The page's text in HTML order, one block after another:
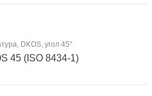
DKOS, угол 45°
45 (ISO 8434-1)